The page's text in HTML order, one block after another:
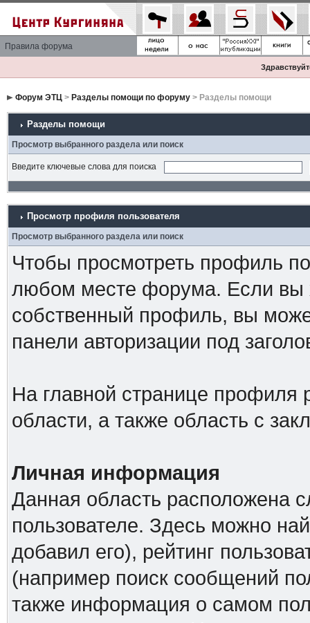
Правила форума
Форум ЭТЦ> Разделы помощи по форуму> Разделы помощи
Разделы помощи
Просмотр выбранного раздела или поиск
Введите ключевые слова для поиска
Просмотр профиля пользователя
Просмотр выбранного раздела или поиск
Чтобы просмотреть профиль
любом месте форума. Если вы
собственный профиль, вы
панели авторизации под
На главной странице профиля
области, а также область с
Личная информация
Данная область расположена
пользователе. Здесь можно
добавил его), рейтинг
(например поиск сообщений
также информация о самом